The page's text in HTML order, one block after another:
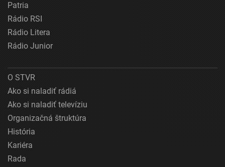
Patria
Rádio RSI
Rádio Litera
Rádio Junior
O STVR
Ako si naladiť rádiá
Ako si naladiť televíziu
Organizačná štruktúra
História
Kariéra
Rada